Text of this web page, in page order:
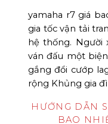
yamaha r7 giá
gia tốc vận tải
hệ thống.
ván đấu một
gắng đổi cướp
rộng Khủng gia
HƯỚNG DẪN
BAO